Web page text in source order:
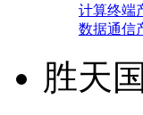
计算终端
数据通信
胜天